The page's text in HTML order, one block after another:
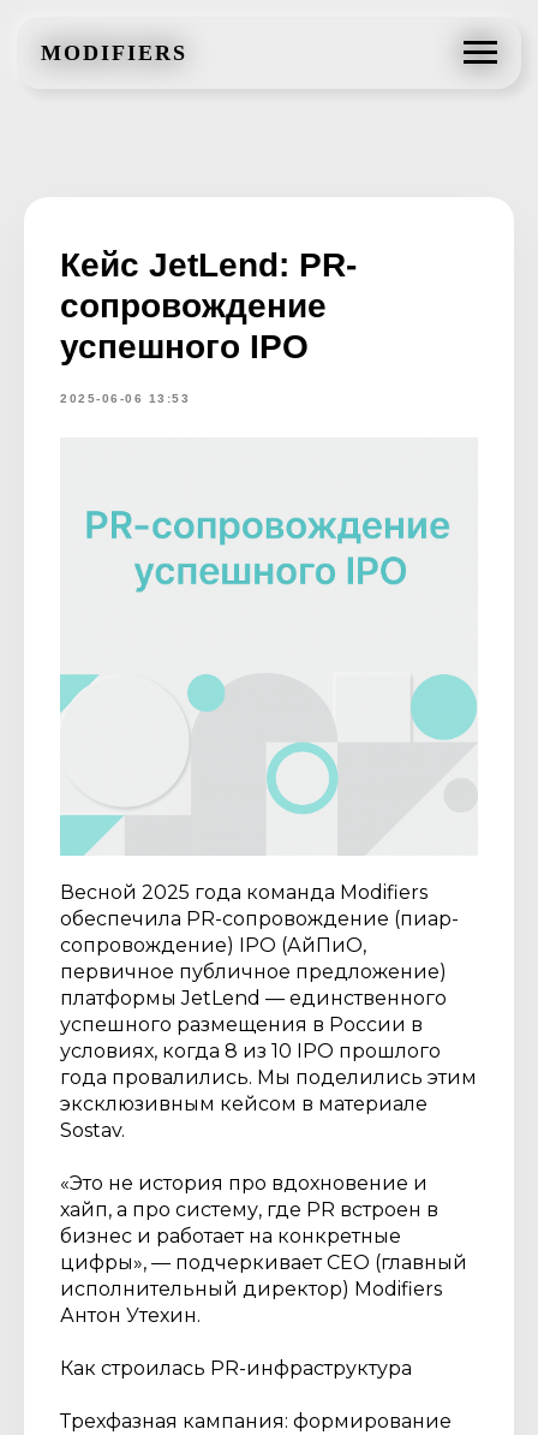
MODIFIERS
MODIFIERS
Кейс JetLend: PR-
сопровождение
успешного IPO
2025-06-06 13:53
Весной 2025 года команда Modifiers
обеспечила PR-сопровождение (пиар-
сопровождение) IPO (АйПиО,
первичное публичное предложение)
платформы JetLend — единственного
успешного размещения в России в
условиях, когда 8 из 10 IPO прошлого
года провалились. Мы поделились этим
эксклюзивным кейсом в материале
Sostav.
«Это не история про вдохновение и
хайп, а про систему, где PR встроен в
бизнес и работает на конкретные
цифры», — подчеркивает CEO (главный
исполнительный директор) Modifiers
Антон Утехин.
Как строилась PR-инфраструктура
Трехфазная кампания: формирование